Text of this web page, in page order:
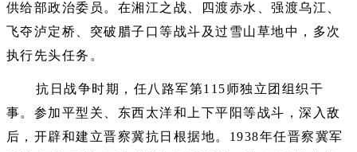
供给部政治委员。在湘江之战、四渡赤水、强渡乌江、
飞夺泸定桥、突破腊子口等战斗及过雪山草地中，多次
执行先头任务。
抗日战争时期，任八路军第115师独立团组织干
事。参加平型关、东西太洋和上下平阳等战斗，深入敌
后，开辟和建立晋察冀抗日根据地。1938年任晋察冀军